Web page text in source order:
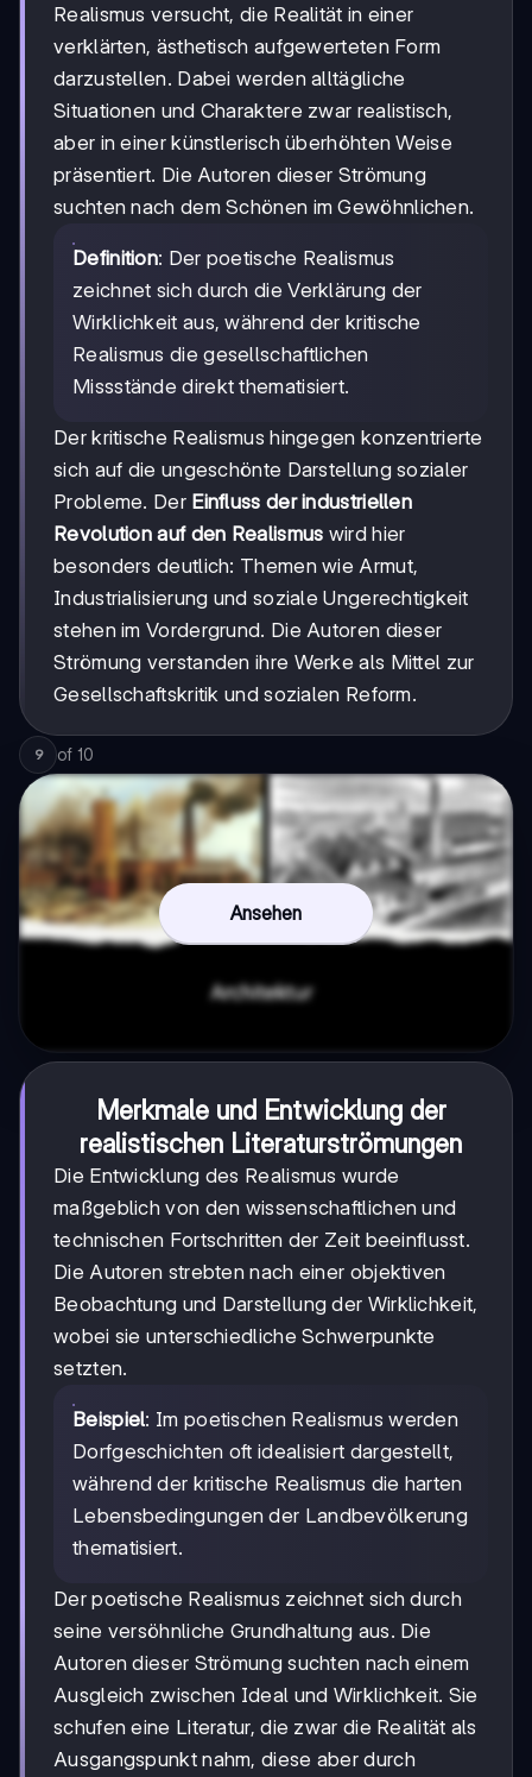
Realismus versucht, die Realität in einer
verklärten, ästhetisch aufgewerteten Form
darzustellen. Dabei werden alltägliche
Situationen und Charaktere zwar realistisch,
aber in einer künstlerisch überhöhten Weise
präsentiert. Die Autoren dieser Strömung
suchten nach dem Schönen im Gewöhnlichen.
Definition: Der poetische Realismus
zeichnet sich durch die Verklärung der
Wirklichkeit aus, während der kritische
Realismus die gesellschaftlichen
Missstände direkt thematisiert.
Der kritische Realismus hingegen konzentrierte
sich auf die ungeschönte Darstellung sozialer
Probleme. Der Einfluss der industriellen
Revolution auf den Realismus wird hier
besonders deutlich: Themen wie Armut,
Industrialisierung und soziale Ungerechtigkeit
stehen im Vordergrund. Die Autoren dieser
Strömung verstanden ihre Werke als Mittel zur
Gesellschaftskritik und sozialen Reform.
9 of 10
Ansehen
Merkmale und Entwicklung der
realistischen Literaturströmungen
Die Entwicklung des Realismus wurde
maßgeblich von den wissenschaftlichen und
technischen Fortschritten der Zeit beeinflusst.
Die Autoren strebten nach einer objektiven
Beobachtung und Darstellung der Wirklichkeit,
wobei sie unterschiedliche Schwerpunkte
setzten.
Beispiel: Im poetischen Realismus werden
Dorfgeschichten oft idealisiert dargestellt,
während der kritische Realismus die harten
Lebensbedingungen der Landbevölkerung
thematisiert.
Der poetische Realismus zeichnet sich durch
seine versöhnliche Grundhaltung aus. Die
Autoren dieser Strömung suchten nach einem
Ausgleich zwischen Ideal und Wirklichkeit. Sie
schufen eine Literatur, die zwar die Realität als
Ausgangspunkt nahm, diese aber durch